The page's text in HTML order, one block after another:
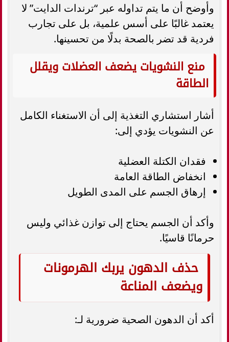
وأوضح أن ما يتم تداوله عبر “ترندات الدايت” لا
يعتمد غالبًا على أسس علمية، بل على تجارب
فردية قد تضر بالصحة بدلًا من تحسينها.
منع النشويات يضعف العضلات ويقلل
الطاقة
أشار استشاري التغذية إلى أن الاستغناء الكامل
عن النشويات يؤدي إلى:
فقدان الكتلة العضلية
انخفاض الطاقة العامة
إرهاق الجسم على المدى الطويل
وأكد أن الجسم يحتاج إلى توازن غذائي وليس
حرمانًا قاسيًا.
حذف الدهون يربك الهرمونات
ويضعف المناعة
أكد أن الدهون الصحية ضرورية لـ: